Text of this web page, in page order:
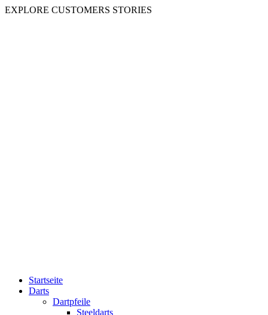
EXPLORE CUSTOMERS STORIES
Startseite
Darts
Dartpfeile
Steeldarts